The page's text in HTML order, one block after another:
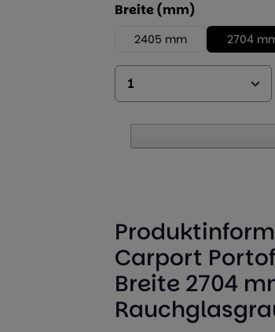
Breite (mm)
2405 mm 2704
Produkt
Carport
Breite 2704